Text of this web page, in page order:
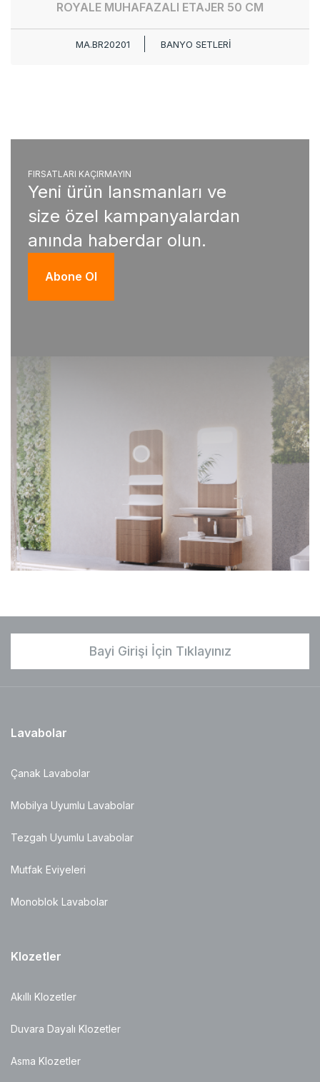
ROYALE MUHAFAZALI ETAJER 50 CM
MA.BR20201 BANYO SETLERİ
FIRSATLARI KAÇIRMAYIN
Yeni ürün lansmanları ve
size özel kampanyalardan
anında haberdar olun.
Abone Ol
Bayi Girişi İçin Tıklayınız
Lavabolar
Çanak Lavabolar
Mobilya Uyumlu Lavabolar
Tezgah Uyumlu Lavabolar
Mutfak Eviyeleri
Monoblok Lavabolar
Klozetler
Akıllı Klozetler
Duvara Dayalı Klozetler
Asma Klozetler